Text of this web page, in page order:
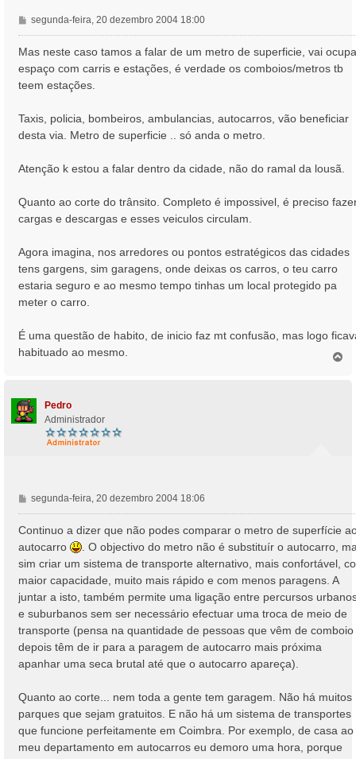
M
e
n
a
g
m
segunda-feira, 20 dezembro 2004 18:00
Mas neste caso tamos a falar de um metro de superficie, vai
espaço com carris e estações, é verdade os comboios/metros tb
teem estações.
Taxis, policia, bombeiros, ambulancias, autocarros, vão beneficiar
desta via. Metro de superficie .. só anda o metro.
Atenção k estou a falar dentro da cidade, não do ramal da lousã.
Quanto ao corte do trânsito. Completo é impossivel, é preciso
cargas e descargas e esses veiculos circulam.
Agora imagina, nos arredores ou pontos estratégicos das cidades
tens gargens, sim garagens, onde deixas os carros, o teu carro
estaria seguro e ao mesmo tempo tinhas um local protegido pa
meter o carro.
É uma questão de habito, de inicio faz mt confusão, mas logo
habituado ao mesmo.
Pedro
Administrador
M
e
n
g
e
m
segunda-feira, 20 dezembro 2004 18:06
Continuo a dizer que não podes comparar o metro de superfície
autocarro
. O objectivo do metro não é substituír o autocarro,
sim criar um sistema de transporte alternativo, mais confortável,
maior capacidade, muito mais rápido e com menos paragens. A
juntar a isto, também permite uma ligação entre percursos
e suburbanos sem ser necessário efectuar uma troca de meio de
transporte (pensa na quantidade de pessoas que vêm de comboio
depois têm de ir para a paragem de autocarro mais próxima
apanhar uma seca brutal até que o autocarro apareça).
Quanto ao corte... nem toda a gente tem garagem. Não há muitos
parques que sejam gratuitos. E não há um sistema de transportes
que funcione perfeitamente em Coimbra. Por exemplo, de casa ao
meu departamento em autocarros eu demoro uma hora, porque